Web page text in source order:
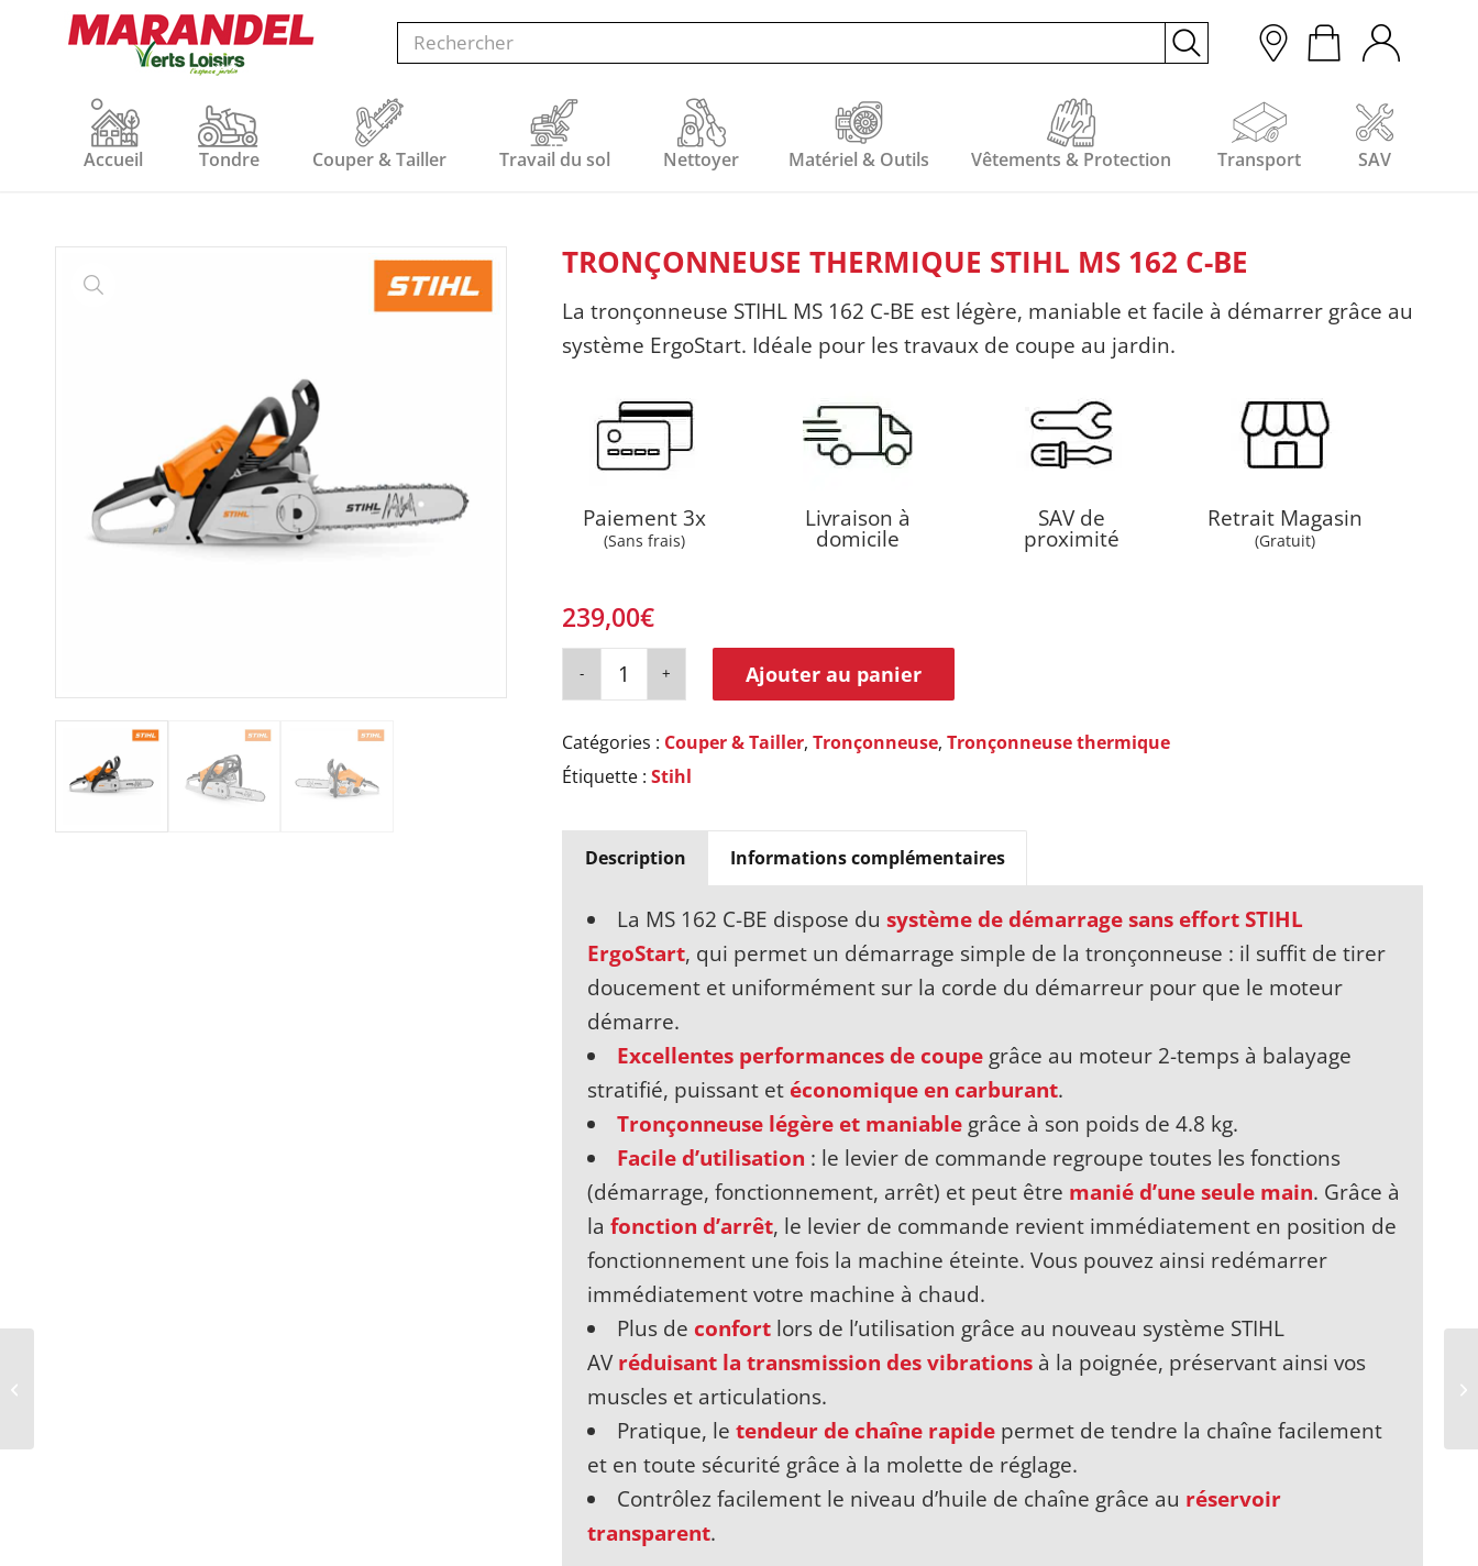
Accueil Tondre Couper & Tailler Travail du sol Nettoyer Matériel & Outils Vêtements & Protection Transport SAV
TRONÇONNEUSE THERMIQUE STIHL MS 162 C-BE
La tronçonneuse STIHL MS 162 C-BE est légère, maniable et facile à démarrer grâce au
système ErgoStart. Idéale pour les travaux de coupe au jardin.
Paiement 3x
(Sans frais)
Livraison à
domicile
SAV de
proximité
Retrait Magasin
(Gratuit)
239,00€
Ajouter au panier
Catégories : Couper & Tailler, Tronçonneuse, Tronçonneuse thermique
Étiquette : Stihl
Description Informations complémentaires
La MS 162 C-BE dispose du système de démarrage sans effort STIHL
ErgoStart, qui permet un démarrage simple de la tronçonneuse : il suffit de tirer
doucement et uniformément sur la corde du démarreur pour que le moteur
démarre.
Excellentes performances de coupegrâce au moteur 2-temps à balayage
stratifié, puissant et économique en carburant.
Tronçonneuse légère et maniablegrâce à son poids de 4.8 kg.
Facile d’utilisation : le levier de commande regroupe toutes les fonctions
(démarrage, fonctionnement, arrêt) et peut être manié d’une seule main. Grâce à
la fonction d’arrêt, le levier de commande revient immédiatement en position de
fonctionnement une fois la machine éteinte. Vous pouvez ainsi redémarrer
immédiatement votre machine à chaud.
Plus de confortlors de l’utilisation grâce au nouveau système STIHL
AVréduisant la transmission des vibrations à la poignée, préservant ainsi vos
muscles et articulations.
Pratique, le tendeur de chaîne rapidepermet de tendre la chaîne facilement
et en toute sécurité grâce à la molette de réglage.
Contrôlez facilement le niveau d’huile de chaîne grâce au réservoir
transparent.